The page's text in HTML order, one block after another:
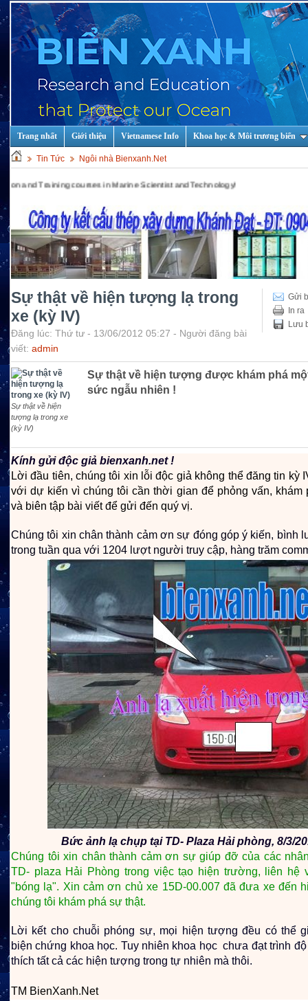
Trang nhất Giới thiệu Vietnamese Info Khoa học & Môi trương biển
Tin Tức Ngôi nhà Bienxanh.Net
courses in Marine Scientist and Technology!
Gửi
In ra
Lưu
Sự thật về hiện tượng lạ trong
xe (kỳ IV)
Đăng lúc: Thứ tư - 13/06/2012 05:27 - Người đăng bài
viết: admin
Sự thật về hiện
tượng lạ trong xe
(kỳ IV)
Sự thật về hiện tượng được khám phá
sức ngẫu nhiên !
Kính gửi độc giả bienxanh.net !
Lời đầu tiên, chúng tôi xin lỗi độc giả không thể đăng tin kỳ
với dự kiến vì chúng tôi cần thời gian để phỏng vấn, khám
và biên tập bài viết để gửi đến quý vị.
Chúng tôi xin chân thành cảm ơn sự đóng góp ý kiến, bình
trong tuần qua với 1204 lượt người truy cập, hàng trăm
Bức ảnh lạ chụp tại TD- Plaza Hải phòng, 8/3/
Chúng tôi xin chân thành cảm ơn sự giúp đỡ của các
TD- plaza Hải Phòng trong việc tạo hiện trường, liên hệ
"bóng lạ". Xin cảm ơn chủ xe 15D-00.007 đã đưa xe đến
chúng tôi khám phá sự thật.
Lời kết cho chuỗi phóng sự, mọi hiện tượng đều có thể
biện chứng khoa học. Tuy nhiên khoa học chưa đạt trình
thích tất cả các hiện tượng trong tự nhiên mà thôi.
TM BienXanh.Net